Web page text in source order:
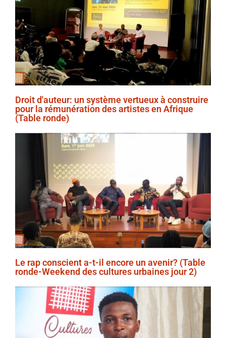
Droit d'auteur: un système vertueux à construire
pour la rémunération des artistes en Afrique
(Table ronde)
Le rap conscient a-t-il encore un avenir? (Table
ronde-Weekend des cultures urbaines jour 2)